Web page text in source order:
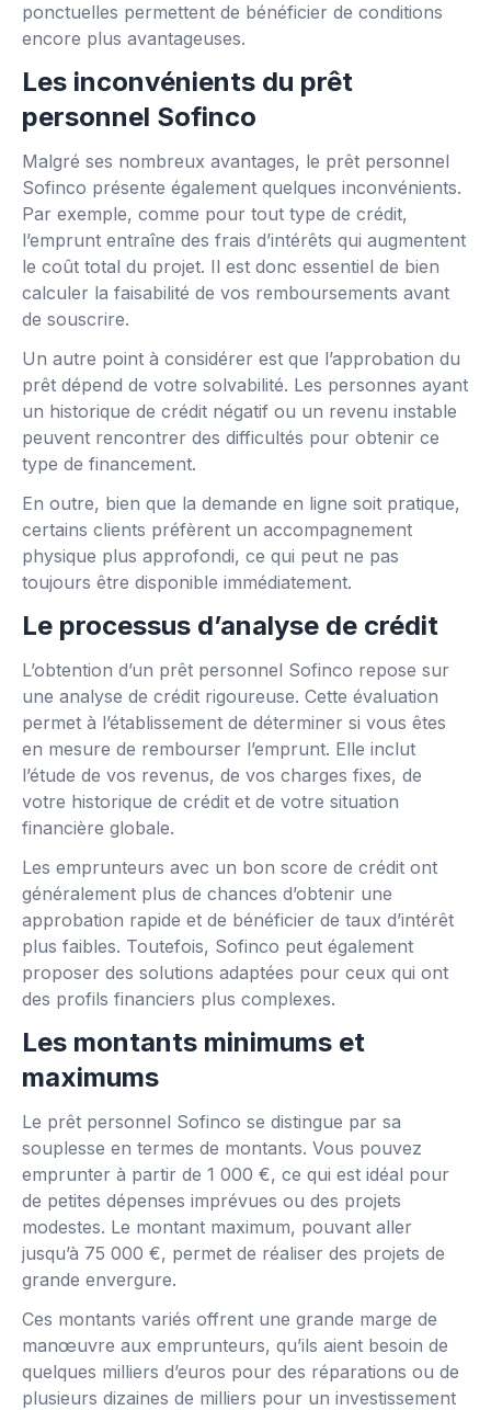
ponctuelles permettent de bénéficier de conditions
encore plus avantageuses.
Les inconvénients du prêt
personnel Sofinco
Malgré ses nombreux avantages, le prêt personnel
Sofinco présente également quelques inconvénients.
Par exemple, comme pour tout type de crédit,
l’emprunt entraîne des frais d’intérêts qui augmentent
le coût total du projet. Il est donc essentiel de bien
calculer la faisabilité de vos remboursements avant
de souscrire.
Un autre point à considérer est que l’approbation du
prêt dépend de votre solvabilité. Les personnes ayant
un historique de crédit négatif ou un revenu instable
peuvent rencontrer des difficultés pour obtenir ce
type de financement.
En outre, bien que la demande en ligne soit pratique,
certains clients préfèrent un accompagnement
physique plus approfondi, ce qui peut ne pas
toujours être disponible immédiatement.
Le processus d’analyse de crédit
L’obtention d’un prêt personnel Sofinco repose sur
une analyse de crédit rigoureuse. Cette évaluation
permet à l’établissement de déterminer si vous êtes
en mesure de rembourser l’emprunt. Elle inclut
l’étude de vos revenus, de vos charges fixes, de
votre historique de crédit et de votre situation
financière globale.
Les emprunteurs avec un bon score de crédit ont
généralement plus de chances d’obtenir une
approbation rapide et de bénéficier de taux d’intérêt
plus faibles. Toutefois, Sofinco peut également
proposer des solutions adaptées pour ceux qui ont
des profils financiers plus complexes.
Les montants minimums et
maximums
Le prêt personnel Sofinco se distingue par sa
souplesse en termes de montants. Vous pouvez
emprunter à partir de 1 000 €, ce qui est idéal pour
de petites dépenses imprévues ou des projets
modestes. Le montant maximum, pouvant aller
jusqu’à 75 000 €, permet de réaliser des projets de
grande envergure.
Ces montants variés offrent une grande marge de
manœuvre aux emprunteurs, qu’ils aient besoin de
quelques milliers d’euros pour des réparations ou de
plusieurs dizaines de milliers pour un investissement